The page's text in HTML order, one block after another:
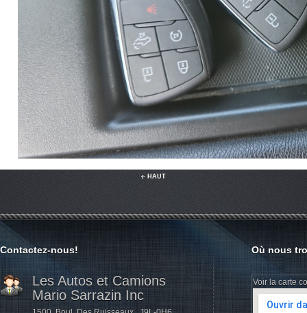
HAUT
Contactez-nous!
Les Autos et Camions
Mario Sarrazin Inc
Où nous
Voir la carte